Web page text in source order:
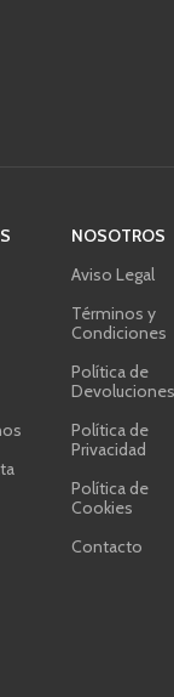
NOSOTROS
Aviso Legal
Términos y
Condiciones
Política de
Política de
Privacidad
Política de
Cookies
Contacto